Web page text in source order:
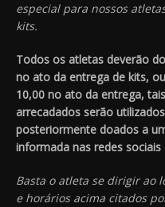
especial para nossos
kits.
Todos os atletas deverão
no ato da entrega de kits,
10,00 no ato da entrega,
arrecadados serão
posteriormente doados a
informada nas redes sociais
Basta o atleta se dirigir ao
e horários acima citados